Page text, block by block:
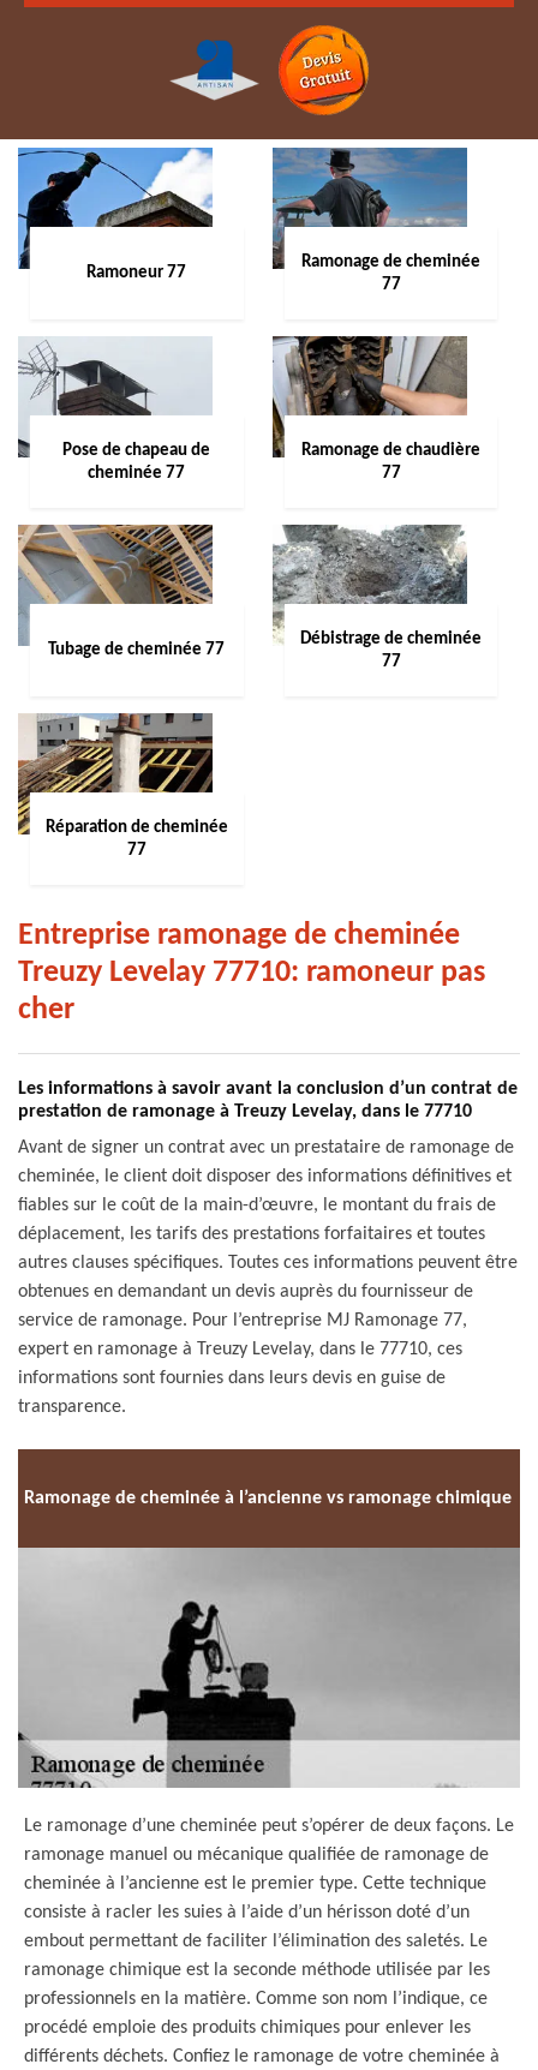
Ramoneur 77
Ramonage de cheminée
77
Pose de chapeau de
cheminée 77
Ramonage de chaudière
77
Tubage de cheminée 77
Débistrage de cheminée
77
Réparation de cheminée
77
Entreprise ramonage de cheminée
Treuzy Levelay 77710: ramoneur pas
cher
Les informations à savoir avant la conclusion d’un contrat de
prestation de ramonage à Treuzy Levelay, dans le 77710
Avant de signer un contrat avec un prestataire de ramonage de
cheminée, le client doit disposer des informations définitives et
fiables sur le coût de la main-d’œuvre, le montant du frais de
déplacement, les tarifs des prestations forfaitaires et toutes
autres clauses spécifiques. Toutes ces informations peuvent être
obtenues en demandant un devis auprès du fournisseur de
service de ramonage. Pour l’entreprise MJ Ramonage 77,
expert en ramonage à Treuzy Levelay, dans le 77710, ces
informations sont fournies dans leurs devis en guise de
transparence.
Ramonage de cheminée à l’ancienne vs ramonage chimique
Le ramonage d’une cheminée peut s’opérer de deux façons. Le
ramonage manuel ou mécanique qualifiée de ramonage de
cheminée à l’ancienne est le premier type. Cette technique
consiste à racler les suies à l’aide d’un hérisson doté d’un
embout permettant de faciliter l’élimination des saletés. Le
ramonage chimique est la seconde méthode utilisée par les
professionnels en la matière. Comme son nom l’indique, ce
procédé emploie des produits chimiques pour enlever les
différents déchets. Confiez le ramonage de votre cheminée à